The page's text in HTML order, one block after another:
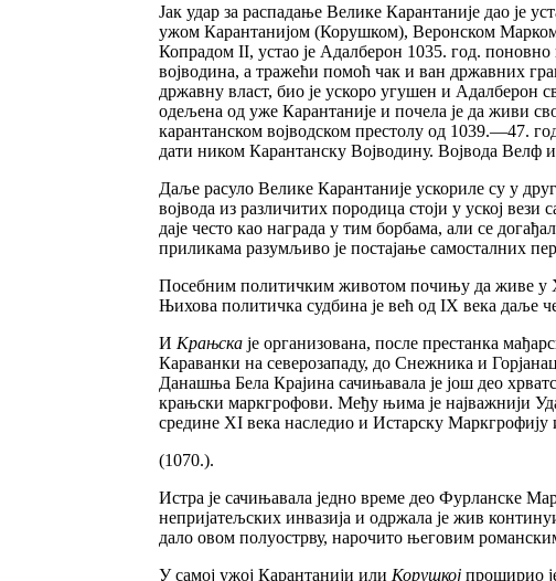
Јак удар за распадање Велике Карантаније дао је
ужом Карантанијом (Корушком), Веронском
Копрадом II, устао је Адалберон 1035. год. поновно
војводина, а тражећи помоћ чак и ван државних
државну власт, био је ускоро угушен и Адалберон
одељена од уже Карантаније и почела је да живи
карантанском војводском престолу од 1039.—47.
дати ником Карантанску Војводину. Војвода
Даље расуло Велике Карантаније ускориле су у
војвода из различитих породица стоји у уској
даје често као награда у тим борбама, али се
приликама разумљиво је постајање самосталних
Посебним политичким животом почињу да живе у
Њихова политичка судбина је већ од IX века даље
И Крањска је организована, после престанка
Караванки на северозападу, до Снежника и
Данашња Бела Крајина сачињавала је још део
крањски маркгрофови. Међу њима је најважнији
средине XI века наследио и Истарску
(1070.).
Истра је сачињавала једно време део Фурланске
непријатељских инвазија и одржала је жив
дало овом полуострву, нарочито његовим
У самој ужој Карантанији или Корушкој проширио